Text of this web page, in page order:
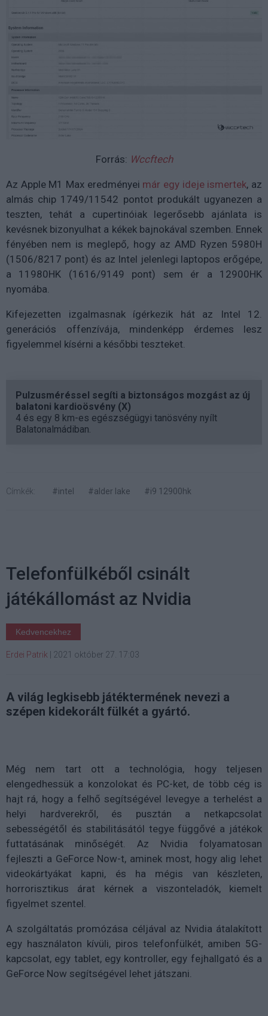
Forrás: Wccftech
Az Apple M1 Max eredményei már egy ideje ismertek, az
almás chip 1749/11542 pontot produkált ugyanezen a
teszten, tehát a cupertinóiak legerősebb ajánlata is
kevésnek bizonyulhat a kékek bajnokával szemben. Ennek
fényében nem is meglepő, hogy az AMD Ryzen 5980H
(1506/8217 pont) és az Intel jelenlegi laptopos erőgépe,
a 11980HK (1616/9149 pont) sem ér a 12900HK
nyomába.
Kifejezetten izgalmasnak ígérkezik hát az Intel 12.
generációs offenzívája, mindenképp érdemes lesz
figyelemmel kísérni a későbbi teszteket.
Pulzusméréssel segíti a biztonságos mozgást az új
balatoni kardioösvény (X)
4 és egy 8 km-es egészségügyi tanösvény nyílt
Balatonalmádiban.
Címkék: #intel #alder lake #i9 12900hk
Telefonfülkéből csinált
játékállomást az Nvidia
Kedvencekhez
Erdei Patrik 2021 október 27. 17:03
A világ legkisebb játéktermének nevezi a
szépen kidekorált fülkét a gyártó.
Még nem tart ott a technológia, hogy teljesen
elengedhessük a konzolokat és PC-ket, de több cég is
hajt rá, hogy a felhő segítségével levegye a terhelést a
helyi hardverekről, és pusztán a netkapcsolat
sebességétől és stabilitásától tegye függővé a játékok
futtatásának minőségét. Az Nvidia folyamatosan
fejleszti a GeForce Now-t, aminek most, hogy alig lehet
videokártyákat kapni, és ha mégis van készleten,
horrorisztikus árat kérnek a viszonteladók, kiemelt
figyelmet szentel.
A szolgáltatás promózása céljával az Nvidia átalakított
egy használaton kívüli, piros telefonfülkét, amiben 5G-
kapcsolat, egy tablet, egy kontroller, egy fejhallgató és a
GeForce Now segítségével lehet játszani.